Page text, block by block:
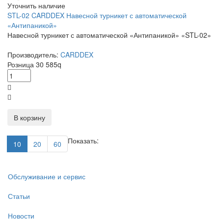
Уточнить наличие
STL-02 CARDDEX Навесной турникет с автоматической
«Антипаникой»
Навесной турникет с автоматической «Антипаникой» «STL-02»
Производитель: CARDDEX
Розница 30 585q
В корзину
Показать:
10 20 60
Обслуживание и сервис
Статьи
Новости